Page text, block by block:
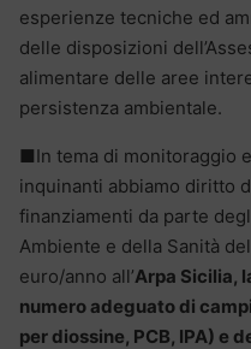
esperienze tecniche ed
delle disposizioni
alimentare delle aree
persistenza ambientale.
■In tema di monitoraggio
inquinanti abbiamo diritto
finanziamenti da parte
Ambiente e della Sanità
euro/anno all’Arpa Sicilia,
numero adeguato di
per diossine, PCB, IPA) e